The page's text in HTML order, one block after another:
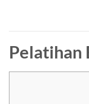
Pelatihan